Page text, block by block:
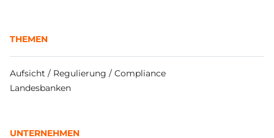
THEMEN
Aufsicht / Regulierung / Compliance
Landesbanken
UNTERNEHMEN